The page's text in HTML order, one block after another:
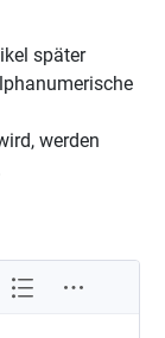
später
werden